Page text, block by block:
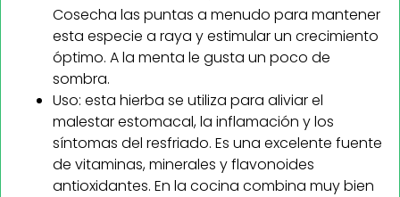
Cosecha las puntas a menudo para mantener
esta especie a raya y estimular un crecimiento
óptimo. A la menta le gusta un poco de
sombra.
Uso: esta hierba se utiliza para aliviar el
malestar estomacal, la inflamación y los
síntomas del resfriado. Es una excelente fuente
de vitaminas, minerales y flavonoides
antioxidantes. En la cocina combina muy bien